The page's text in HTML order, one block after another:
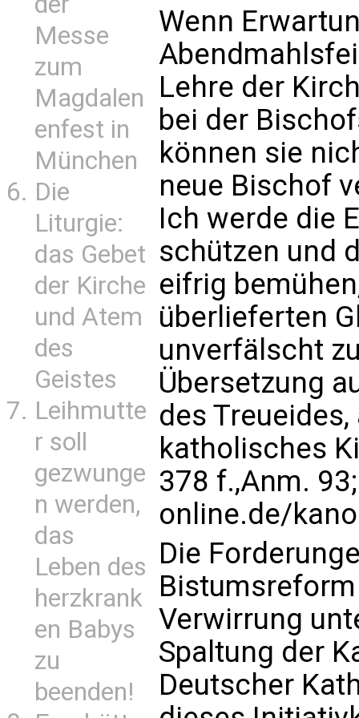
Messe
zum
Magdalen
enfest in
München
Die
Liturgie:
das Gebet
der Kirche
und Atem
des
Geistes
Leihmutte
r soll
gezwunge
n werden,
das
Leben des
herzkrank
en Babys
zu
beenden!
Wenn
Lehre der
bei der
können sie
neue Bischof
Ich werde die
schützen und
eifrig
überlieferten
unverfälscht
Übersetzung
des
katholisches
378 f.,Anm.
online.de/
Die
Bistumsreform
Verwirrung
Spaltung der
Deutscher